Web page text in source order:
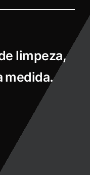
limpeza,
medida.